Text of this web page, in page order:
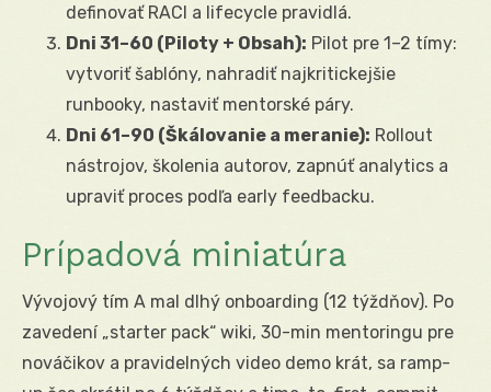
definovať RACI a lifecycle pravidlá.
Dni 31–60 (Piloty + Obsah): Pilot pre 1–2 tímy:
vytvoriť šablóny, nahradiť najkritickejšie
runbooky, nastaviť mentorské páry.
Dni 61–90 (Škálovanie a meranie): Rollout
nástrojov, školenia autorov, zapnúť analytics a
upraviť proces podľa early feedbacku.
Prípadová miniatúra
Vývojový tím A mal dlhý onboarding (12 týždňov). Po
zavedení „starter pack“ wiki, 30-min mentoringu pre
nováčikov a pravidelných video demo krát, sa ramp-